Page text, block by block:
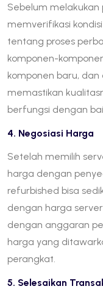
Sebelum melakukan
memverifikasi
tentang proses
komponen-
komponen baru,
memastikan
berfungsi dengan
4. Negosiasi Harga
Setelah memilih
harga dengan
refurbished bisa
dengan harga
dengan anggaran
harga yang
perangkat.
5. Selesaikan